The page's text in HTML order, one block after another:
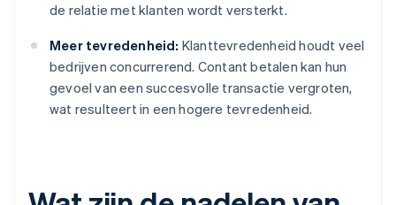
de relatie met klanten wordt versterkt.
Meer tevredenheid: Klanttevredenheid houdt veel
bedrijven concurrerend. Contant betalen kan hun
gevoel van een succesvolle transactie vergroten,
wat resulteert in een hogere tevredenheid.